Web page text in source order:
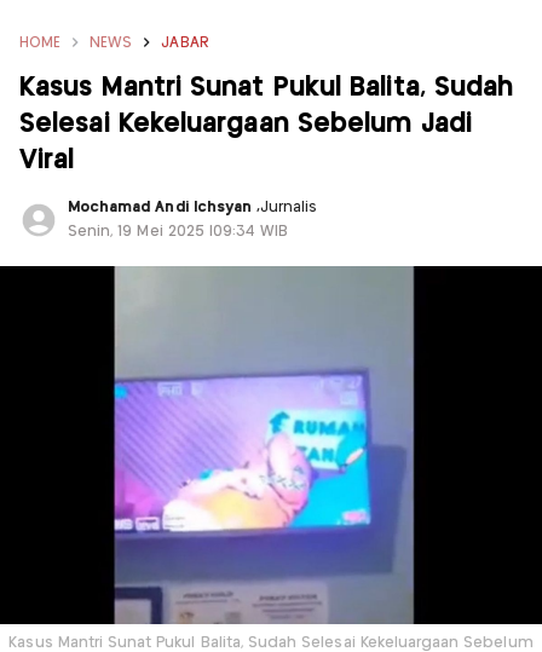
HOME NEWS JABAR
Kasus Mantri Sunat Pukul Balita, Sudah
Selesai Kekeluargaan Sebelum Jadi
Viral
Mochamad Andi Ichsyan,Jurnalis
Senin, 19 Mei 2025 |09:34 WIB
Kasus Mantri Sunat Pukul Balita, Sudah Selesai Kekeluargaan Sebelum